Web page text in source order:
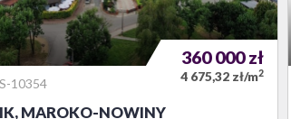
10354
MAROKO-NOWINY
360 000zł
4 675,32 zł/m2